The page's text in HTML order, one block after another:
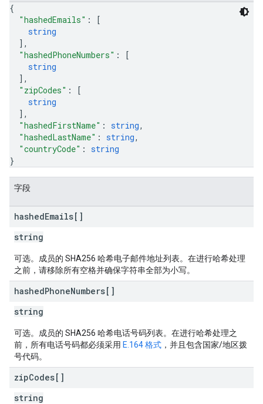
{
"hashedEmails" :
[
string
] ,
"hashedPhoneNumbers" :
[
string
] ,
"zipCodes" :
[
string
] ,
"hashedFirstName" : string,
"hashedLastName" : string,
"countryCode" : string
}
字段
hashedEmails[]
string
可选。成员的 SHA256 哈希电子邮件地址列表。在进行哈希处理
之前，请移除所有空格并确保字符串全部为小写。
hashedPhoneNumbers[]
string
可选。成员的 SHA256 哈希电话号码列表。在进行哈希处理之
前，所有电话号码都必须采用 E.164 格式 ，并且包含国家/地区拨
号代码。
zipCodes[]
string